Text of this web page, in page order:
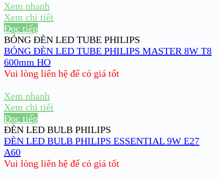
Xem nhanh
Xem chi tiết
Đọc tiếp
BÓNG ĐÈN LED TUBE PHILIPS
BÓNG ĐÈN LED TUBE PHILIPS MASTER 8W T8
600mm HO
Vui lòng liên hệ để có giá tốt
Xem nhanh
Xem chi tiết
Đọc tiếp
ĐÈN LED BULB PHILIPS
ĐÈN LED BULB PHILIPS ESSENTIAL 9W E27
A60
Vui lòng liên hệ để có giá tốt